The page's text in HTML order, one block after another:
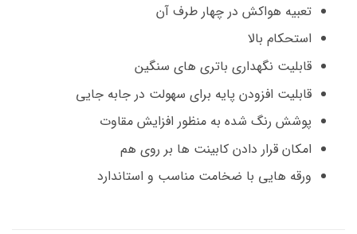
تعبیه هواکش در چهار طرف آن
استحکام بالا
قابلیت نگهداری باتری های سنگین
قابلیت افزودن پایه برای سهولت در جابه جایی
پوشش رنگ شده به منظور افزایش مقاوت
امکان قرار دادن کابینت ها بر روی هم
ورقه هایی با ضخامت مناسب و استاندارد